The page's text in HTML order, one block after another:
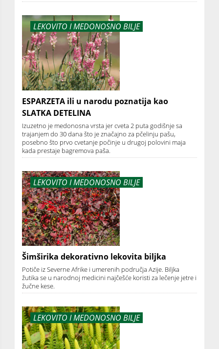
LEKOVITO I MEDONOSNO BILJE
ESPARZETA ili u narodu poznatija kao
SLATKA DETELINA
Izuzetno je medonosna vrsta jer cveta 2 puta godišnje sa
trajanjem do 30 dana što je značajno za pčelinju pašu,
posebno što prvo cvetanje počinje u drugoj polovini maja
kada prestaje bagremova paša.
LEKOVITO I MEDONOSNO BILJE
Šimširika dekorativno lekovita biljka
Potiče iz Severne Afrike i umerenih područja Azije. Biljka
žutika se u narodnoj medicini najčešće koristi za lečenje jetre i
žučne kese.
LEKOVITO I MEDONOSNO BILJE